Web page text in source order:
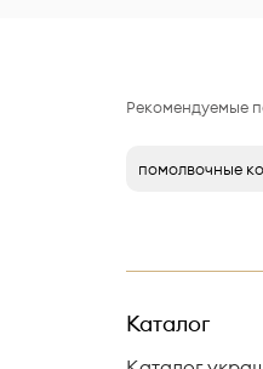
Рекомендуемые
помолвочные
Каталог